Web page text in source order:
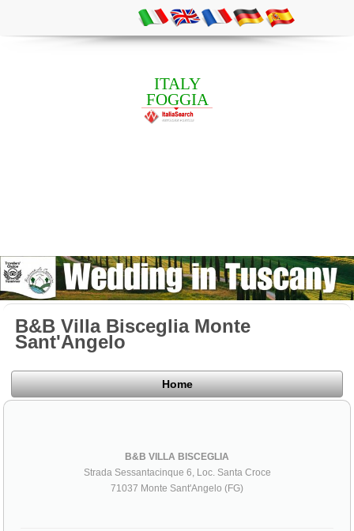
ITALY
FOGGIA
B&B Villa Bisceglia Monte
Sant'Angelo
Home
B&B VILLA BISCEGLIA
Strada Sessantacinque 6, Loc. Santa Croce
71037 Monte Sant'Angelo (FG)